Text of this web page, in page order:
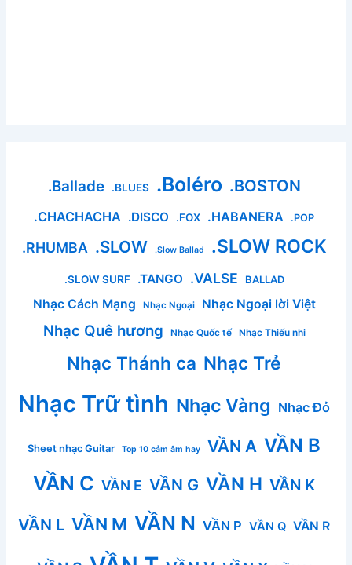
.Ballade .BLUES .Boléro .BOSTON
.CHACHACHA .DISCO .FOX .HABANERA .POP
.RHUMBA .SLOW .Slow Ballad .SLOW ROCK
.SLOW SURF .TANGO .VALSE BALLAD
Nhạc Cách Mạng Nhạc Ngoại Nhạc Ngoại lời Việt
Nhạc Quê hương Nhạc Quốc tế Nhạc Thiếu nhi
Nhạc Thánh ca Nhạc Trẻ
Nhạc Trữ tình Nhạc Vàng Nhạc Đỏ
Sheet nhạc Guitar Top 10 cảm âm hay VẦN A VẦN B
VẦN C VẦN E VẦN G VẦN H VẦN K
VẦN L VẦN M VẦN N VẦN P VẦN Q VẦN R